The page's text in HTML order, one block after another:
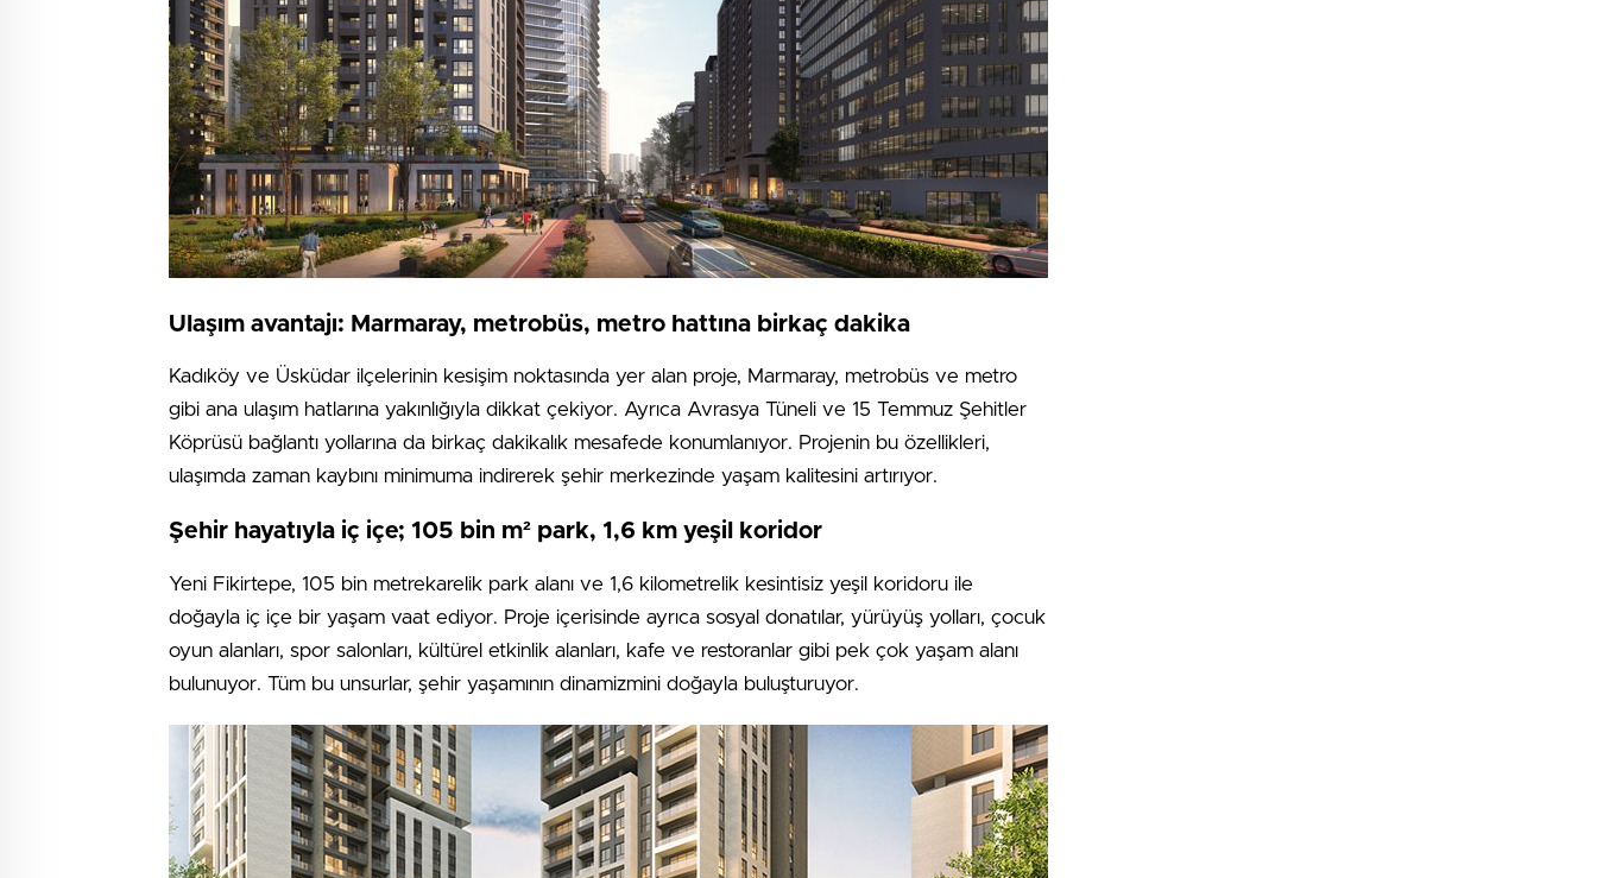
Ulaşım avantajı: Marmaray, metrobüs, metro hattına birkaç dakika
Kadıköy ve Üsküdar ilçelerinin kesişim noktasında yer alan proje, Marmaray, metrobüs ve metro
gibi ana ulaşım hatlarına yakınlığıyla dikkat çekiyor. Ayrıca Avrasya Tüneli ve 15 Temmuz Şehitler
Köprüsü bağlantı yollarına da birkaç dakikalık mesafede konumlanıyor. Projenin bu özellikleri,
ulaşımda zaman kaybını minimuma indirerek şehir merkezinde yaşam kalitesini artırıyor.
Şehir hayatıyla iç içe; 105 bin m² park, 1,6 km yeşil koridor
Yeni Fikirtepe, 105 bin metrekarelik park alanı ve 1,6 kilometrelik kesintisiz yeşil koridoru ile
doğayla iç içe bir yaşam vaat ediyor. Proje içerisinde ayrıca sosyal donatılar, yürüyüş yolları, çocuk
oyun alanları, spor salonları, kültürel etkinlik alanları, kafe ve restoranlar gibi pek çok yaşam alanı
bulunuyor. Tüm bu unsurlar, şehir yaşamının dinamizmini doğayla buluşturuyor.